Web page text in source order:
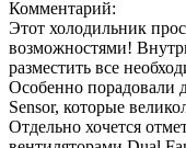
Комментарий:
Этот холодильник
возможностями!
разместить все
Особенно порадовали
Sensor, которые
Отдельно хочется